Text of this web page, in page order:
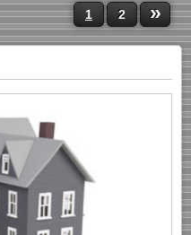
1 2 »